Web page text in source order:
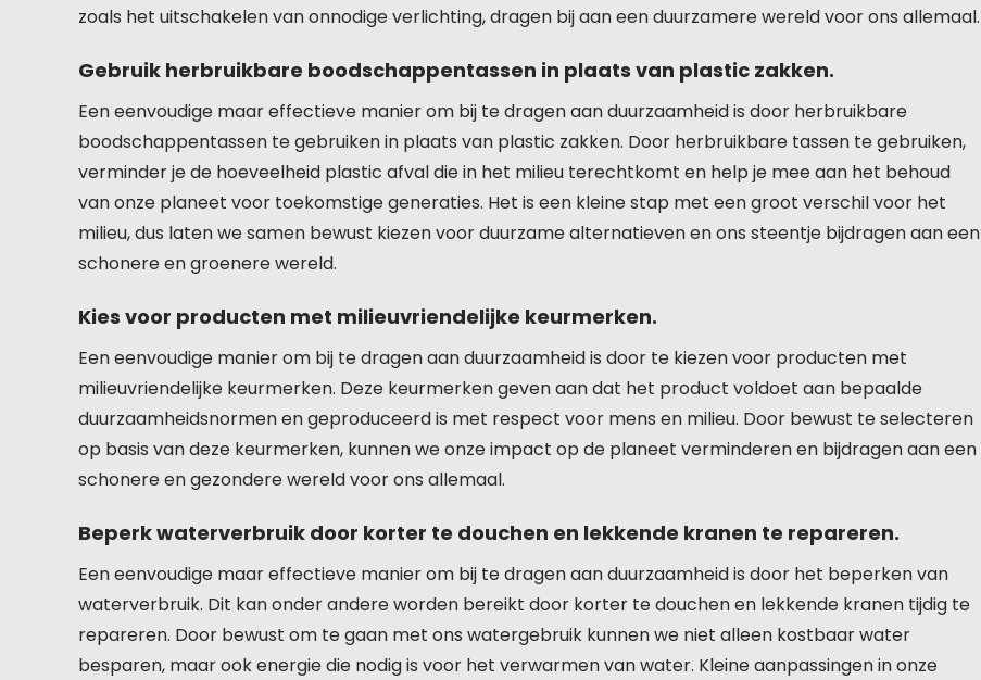
zoals het uitschakelen van onnodige verlichting, dragen bij aan een duurzamere wereld voor ons allemaal.
Gebruik herbruikbare boodschappentassen in plaats van plastic zakken.
Een eenvoudige maar effectieve manier om bij te dragen aan duurzaamheid is door herbruikbare
boodschappentassen te gebruiken in plaats van plastic zakken. Door herbruikbare tassen te gebruiken,
verminder je de hoeveelheid plastic afval die in het milieu terechtkomt en help je mee aan het behoud
van onze planeet voor toekomstige generaties. Het is een kleine stap met een groot verschil voor het
milieu, dus laten we samen bewust kiezen voor duurzame alternatieven en ons steentje bijdragen aan een
schonere en groenere wereld.
Kies voor producten met milieuvriendelijke keurmerken.
Een eenvoudige manier om bij te dragen aan duurzaamheid is door te kiezen voor producten met
milieuvriendelijke keurmerken. Deze keurmerken geven aan dat het product voldoet aan bepaalde
duurzaamheidsnormen en geproduceerd is met respect voor mens en milieu. Door bewust te selecteren
op basis van deze keurmerken, kunnen we onze impact op de planeet verminderen en bijdragen aan een
schonere en gezondere wereld voor ons allemaal.
Beperk waterverbruik door korter te douchen en lekkende kranen te repareren.
Een eenvoudige maar effectieve manier om bij te dragen aan duurzaamheid is door het beperken van
waterverbruik. Dit kan onder andere worden bereikt door korter te douchen en lekkende kranen tijdig te
repareren. Door bewust om te gaan met ons watergebruik kunnen we niet alleen kostbaar water
besparen, maar ook energie die nodig is voor het verwarmen van water. Kleine aanpassingen in onze